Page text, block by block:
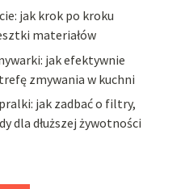
jak krok po kroku
materiałów
jak efektywnie
zmywania w kuchni
jak zadbać o filtry,
dla dłuższej żywotności